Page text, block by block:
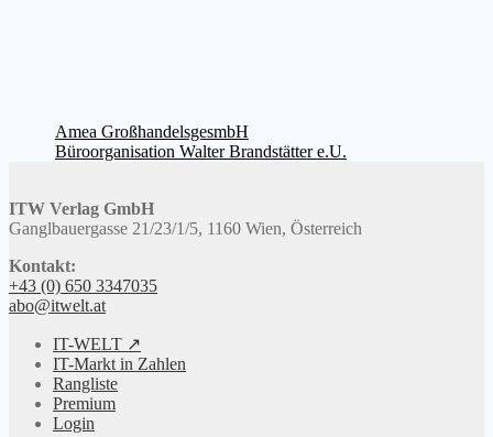
Beitragsnavigation
Vorheriger
Beitrag:
Amea GroßhandelsgesmbH
Nächster
Büroorganisation Walter Brandstätter e.U.
ITW Verlag GmbH
Ganglbauergasse 21/23/1/5, 1160 Wien, Österreich
Kontakt:
+43 (0) 650 3347035
abo@itwelt.at
IT-WELT ↗
IT-Markt in Zahlen
Rangliste
Premium
Login